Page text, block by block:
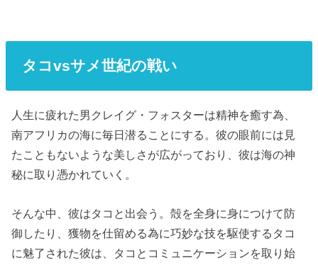
タコvsサメ世紀の戦い
人生に疲れた男クレイグ・フォスターは精神を癒す為、
南アフリカの海に毎日潜ることにする。彼の眼前には見
たこともないような美しさが広がっており、彼は海の神
秘に取り憑かれていく。
そんな中、彼はタコと出会う。殻を全身に身につけて防
御したり、獲物を仕留める為に巧妙な技を駆使するタコ
に魅了された彼は、タコとコミュニケーションを取り始